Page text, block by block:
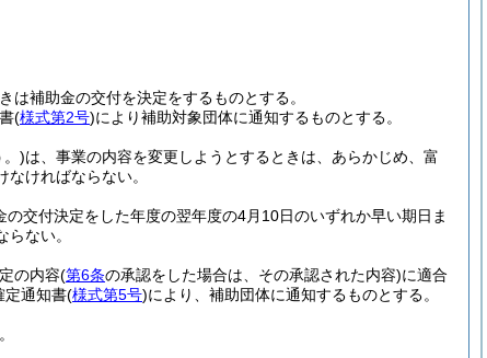
補助金の交付を決定をするものとする。
(様式第2号)により補助対象団体に通知するものとする。
。)は、事業の内容を変更しようとするときは、あらかじめ、富
ければならない。
交付決定をした年度の翌年度の4月10日のいずれか早い期日ま
ない。
の内容(第6条の承認をした場合は、その承認された内容)に適合
定通知書(様式第5号)により、補助団体に通知するものとする。